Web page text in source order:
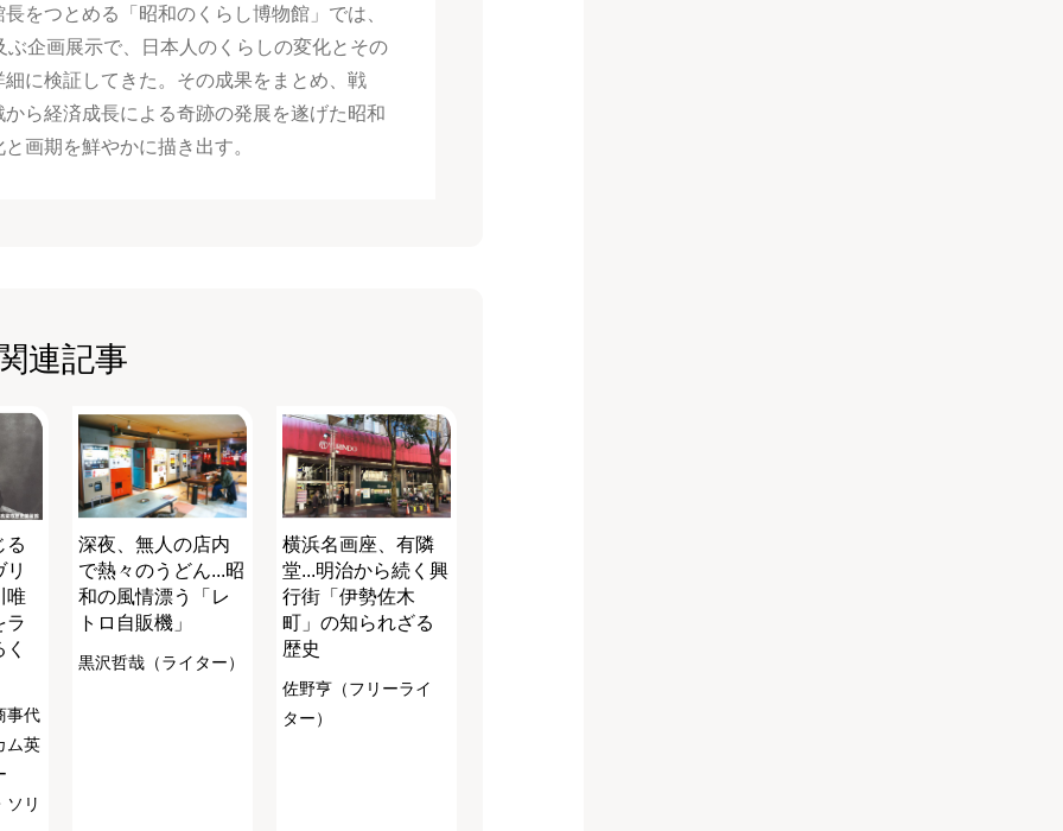
をつとめる「昭和のくらし博物館」では、
ぶ企画展示で、日本人のくらしの変化とその
細に検証してきた。その成果をまとめ、戦
から経済成長による奇跡の発展を遂げた昭和
画期を鮮やかに描き出す。
連記事
る
唯
ラ
事代
ム英
ソリ
深夜、無人の店内
で熱々のうどん...昭
和の風情漂う「レ
トロ自販機」
黒沢哲哉（ライター）
横浜名画座、有隣
堂...明治から続く興
行街「伊勢佐木
町」の知られざる
歴史
佐野亨（フリーライ
ター）